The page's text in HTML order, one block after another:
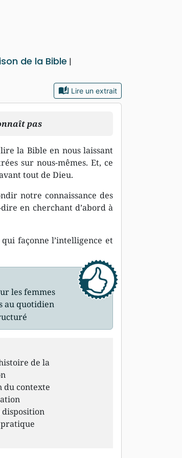
de la Bible
auto_stories Lire un extrait
pas
la Bible en nous laissant
sur nous-mêmes. Et, ce
tout de Dieu.
notre connaissance des
dire en cherchant d’abord à
façonne l’intelligence et
les femmes
au quotidien
de la
du contexte
disposition